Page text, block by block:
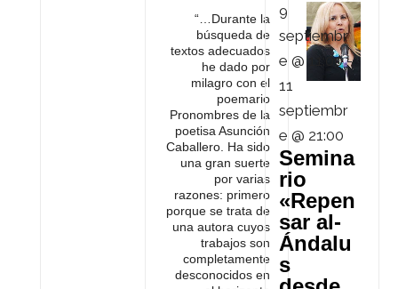
“…Durante la
búsqueda de
textos adecuados
he dado por
milagro con el
poemario
Pronombres de la
poetisa Asunción
Caballero. Ha sido
una gran suerte
por varias
razones: primero
porque se trata de
una autora cuyos
trabajos son
completamente
desconocidos en
9
septiembr
e @ 11:00-
11
septiembr
e @ 21:00
Semina
rio
«Repen
sar al-
Ándalu
s